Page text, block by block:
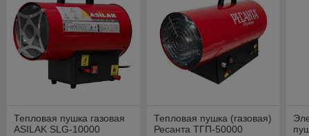
Тепловая пушка газовая
ASILAK SLG-10000
Тепловая пушка (газовая)
Ресанта ТГП-50000